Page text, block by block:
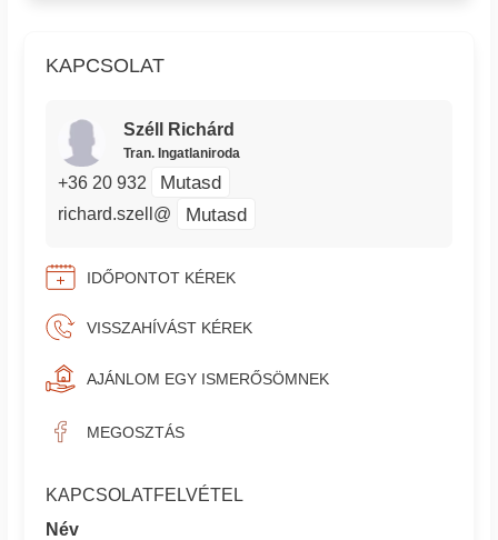
KAPCSOLAT
Széll Richárd
Tran. Ingatlaniroda
+36 20 932 Mutasd
richard.szell@ Mutasd
IDŐPONTOT KÉREK
VISSZAHÍVÁST KÉREK
AJÁNLOM EGY ISMERŐSÖMNEK
MEGOSZTÁS
KAPCSOLATFELVÉTEL
Név